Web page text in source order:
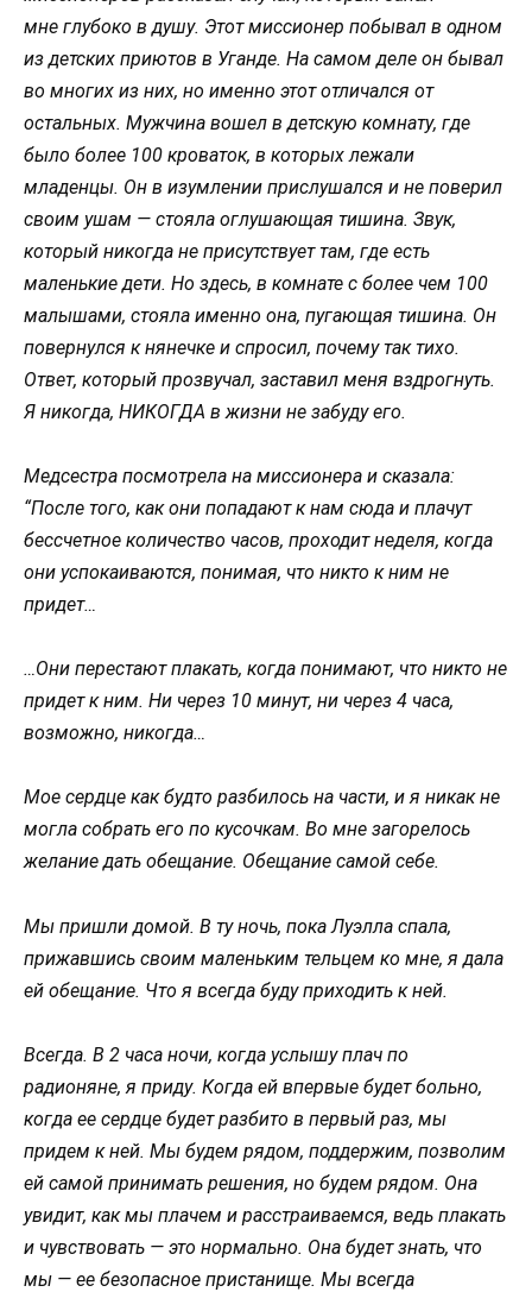
мне глубоко в душу. Этот миссионер побывал в одном
из детских приютов в Уганде. На самом деле он бывал
во многих из них, но именно этот отличался от
остальных. Мужчина вошел в детскую комнату, где
было более 100 кроваток, в которых лежали
младенцы. Он в изумлении прислушался и не поверил
своим ушам — стояла оглушающая тишина. Звук,
который никогда не присутствует там, где есть
маленькие дети. Но здесь, в комнате с более чем 100
малышами, стояла именно она, пугающая тишина. Он
повернулся к нянечке и спросил, почему так тихо.
Ответ, который прозвучал, заставил меня вздрогнуть.
Я никогда, НИКОГДА в жизни не забуду его.
Медсестра посмотрела на миссионера и сказала:
“После того, как они попадают к нам сюда и плачут
бессчетное количество часов, проходит неделя, когда
они успокаиваются, понимая, что никто к ним не
придет…
…Они перестают плакать, когда понимают, что никто не
придет к ним. Ни через 10 минут, ни через 4 часа,
возможно, никогда…
Мое сердце как будто разбилось на части, и я никак не
могла собрать его по кусочкам. Во мне загорелось
желание дать обещание. Обещание самой себе.
Мы пришли домой. В ту ночь, пока Луэлла спала,
прижавшись своим маленьким тельцем ко мне, я дала
ей обещание. Что я всегда буду приходить к ней.
Всегда. В 2 часа ночи, когда услышу плач по
радионяне, я приду. Когда ей впервые будет больно,
когда ее сердце будет разбито в первый раз, мы
придем к ней. Мы будем рядом, поддержим, позволим
ей самой принимать решения, но будем рядом. Она
увидит, как мы плачем и расстраиваемся, ведь плакать
и чувствовать — это нормально. Она будет знать, что
мы — ее безопасное пристанище. Мы всегда